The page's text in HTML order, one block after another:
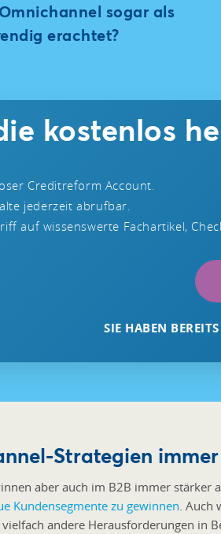
sogar als
erachtet?
kostenlos
Creditreform Account.
jederzeit abrufbar.
auf wissenswerte Fachartikel,
SIE HABEN
Strategien
aber auch im B2B immer stärker
Kundensegmente zu gewinnen. Auch
vielfach andere Herausforderungen in